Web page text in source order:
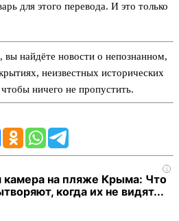
для этого перевода. И это только
, вы найдёте новости о непознанном,
неизвестных исторических
чтобы ничего не пропустить.
i
камера на пляже Крыма: Что
когда их не видят...